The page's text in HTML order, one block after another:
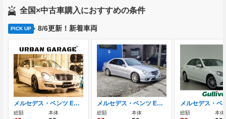
全国×中古車購入におすすめの条件
PICK UP 8/6更新！新着車両
メルセデス・ベンツ Eクラス E320 CDI リミテッド ディーゼルターボ E320 CDI リミテッド 右ハンドル
総額 本体
メルセデス・ベンツ Eクラス E350 アバンギャルド AMGパッケージ仕様/エンジンオーバーホール
総額 本体 総額 本体